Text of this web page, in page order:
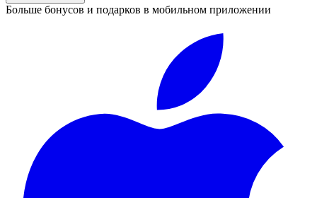
Больше бонусов и подарков в мобильном приложении